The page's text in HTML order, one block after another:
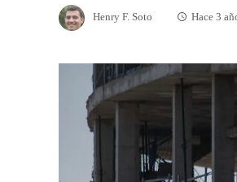
Henry F. Soto Hace 3